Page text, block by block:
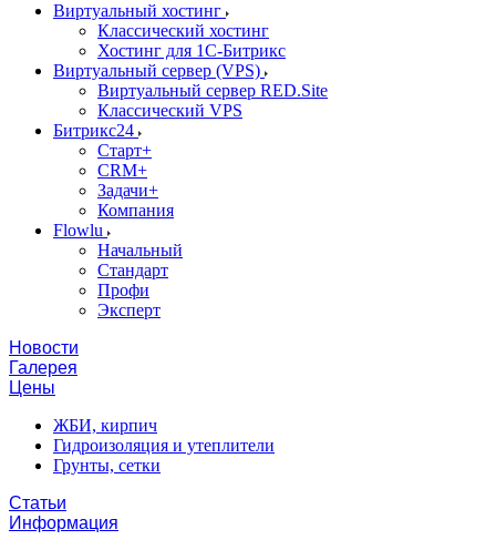
Виртуальный хостинг
Классический хостинг
Хостинг для 1С-Битрикс
Виртуальный сервер (VPS)
Виртуальный сервер RED.Site
Классический VPS
Битрикс24
Старт+
CRM+
Задачи+
Компания
Flowlu
Начальный
Стандарт
Профи
Эксперт
Новости
Галерея
Цены
ЖБИ, кирпич
Гидроизоляция и утеплители
Грунты, сетки
Статьи
Информация